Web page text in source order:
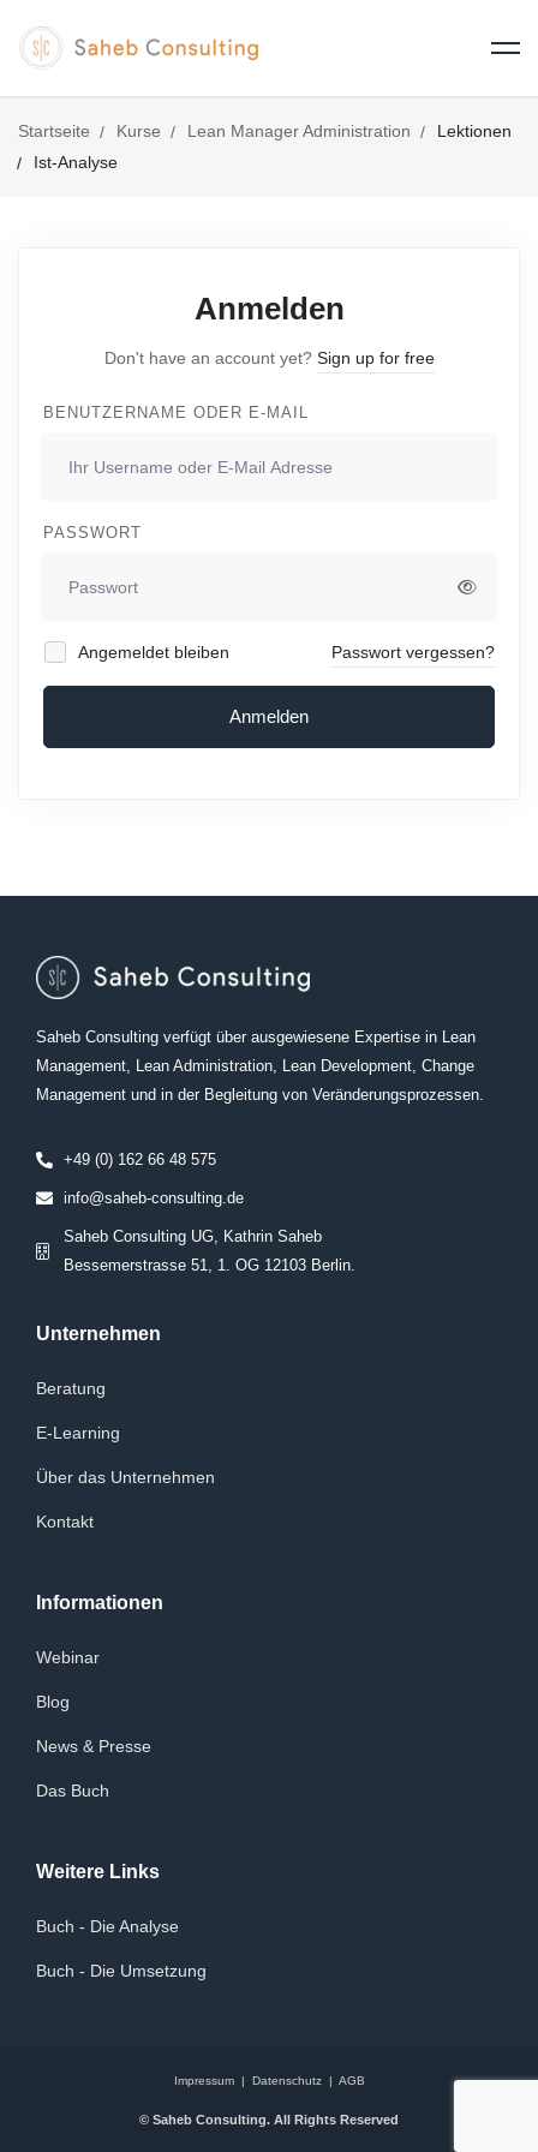
Startseite Kurse Lean Manager Administration
Lektionen
Ist-Analyse
Anmelden
Don't have an account yet? Sign up for free
BENUTZERNAME ODER E-MAIL
PASSWORT
Angemeldet bleiben Passwort vergessen?
Anmelden
Saheb Consulting verfügt über ausgewiesene Expertise in Lean
Management, Lean Administration, Lean Development, Change
Management und in der Begleitung von Veränderungsprozessen.
+49 (0) 162 66 48 575
info@saheb-consulting.de
Saheb Consulting UG, Kathrin Saheb
Bessemerstrasse 51, 1. OG 12103 Berlin.
Unternehmen
Beratung
E-Learning
Über das Unternehmen
Kontakt
Informationen
Webinar
Blog
News & Presse
Das Buch
Weitere Links
Buch - Die Analyse
Buch - Die Umsetzung
Impressum| Datenschutz| AGB
© Saheb Consulting. All Rights Reserved